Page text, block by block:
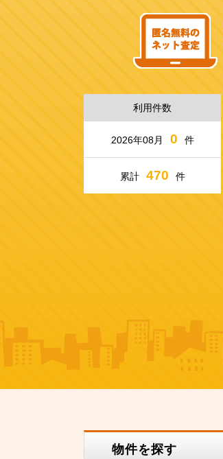
利用件数
2026年08月 0 件
累計 470 件
物件を探す